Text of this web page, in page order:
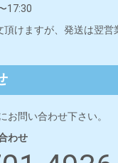
17:30
けますが、発送は翌営
お問い合わせ下さい。
わせ